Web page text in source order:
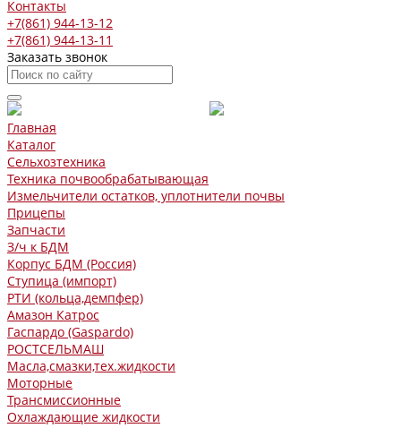
Контакты
+7(861) 944-13-12
+7(861) 944-13-11
Заказать звонок
Главная
Каталог
Сельхозтехника
Техника почвообрабатывающая
Измельчители остатков, уплотнители почвы
Прицепы
Запчасти
З/ч к БДМ
Корпус БДМ (Россия)
Ступица (импорт)
РТИ (кольца,демпфер)
Амазон Катрос
Гаспардо (Gaspardo)
РОСТСЕЛЬМАШ
Масла,смазки,тех.жидкости
Моторные
Трансмиссионные
Охлаждающие жидкости